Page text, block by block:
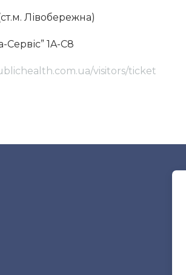
Лівобережна)
Сервіс” 1A-C8
visitors/ticket